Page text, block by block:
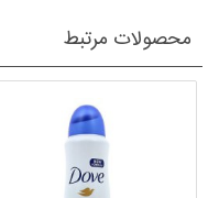
محصولات مرتبط